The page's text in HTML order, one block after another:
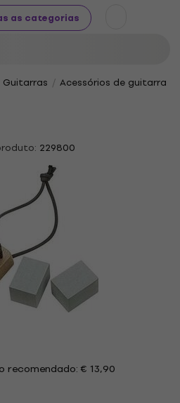
as categorias
Guitarras Acessórios de guitarra
229800
recomendado: € 13,90